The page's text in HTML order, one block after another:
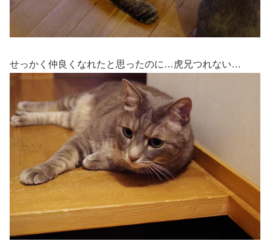
せっかく仲良くなれたと思ったのに…虎兄つれない…